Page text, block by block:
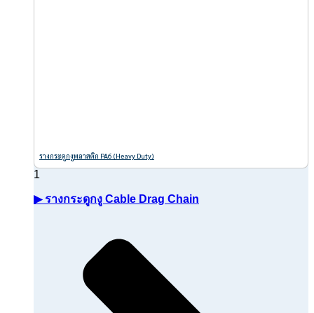
รางกระดูกงูพลาสติก PA6 (Heavy Duty)
▶ รางกระดูกงู Cable Drag Chain